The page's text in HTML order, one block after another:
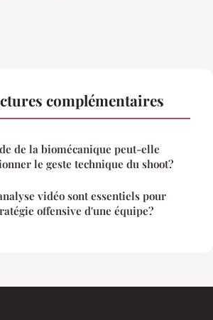
complémentaires
de la biomécanique peut-elle
le geste technique du shoot?
vidéo sont essentiels pour
offensive d'une équipe?